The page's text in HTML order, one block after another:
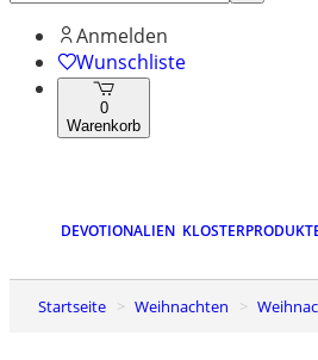
Anmelden
Wunschliste
0
Warenkorb
DEVOTIONALIEN
Startseite Weihnachten